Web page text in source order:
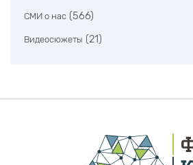
СМИ о нас (566)
Видеосюжеты (21)